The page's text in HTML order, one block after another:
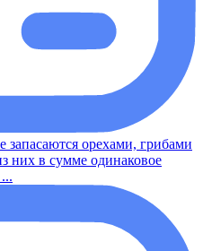
запасаются орехами, грибами
них в сумме одинаковое